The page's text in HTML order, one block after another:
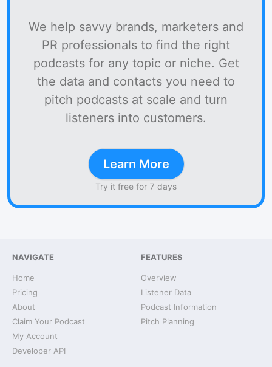
We help savvy brands, marketers and
PR professionals to find the right
podcasts for any topic or niche. Get
the data and contacts you need to
pitch podcasts at scale and turn
listeners into customers.
Learn More
Try it free for 7 days
NAVIGATE
Home
Pricing
About
Claim Your Podcast
My Account
Developer API
FEATURES
Overview
Listener Data
Podcast Information
Pitch Planning